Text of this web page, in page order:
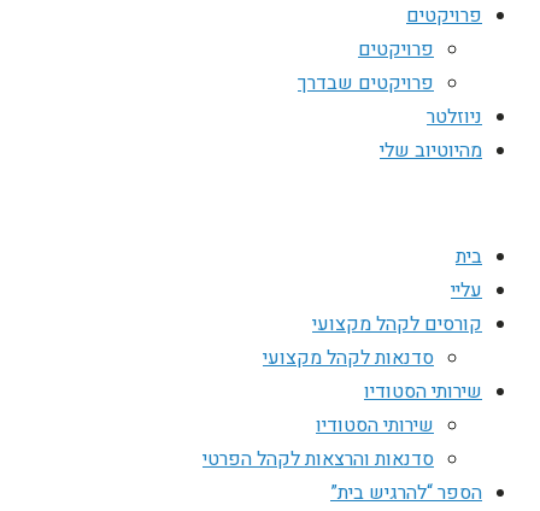
פרויקטים
פרויקטים
פרויקטים שבדרך
ניוזלטר
מהיוטיוב שלי
בית
עליי
קורסים לקהל מקצועי
סדנאות לקהל מקצועי
שירותי הסטודיו
שירותי הסטודיו
סדנאות והרצאות לקהל הפרטי
הספר “להרגיש בית”